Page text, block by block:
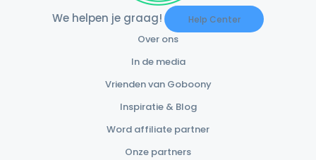
We helpen je graag! Help Center
Over ons
In de media
Vrienden van Goboony
Inspiratie & Blog
Word affiliate partner
Onze partners